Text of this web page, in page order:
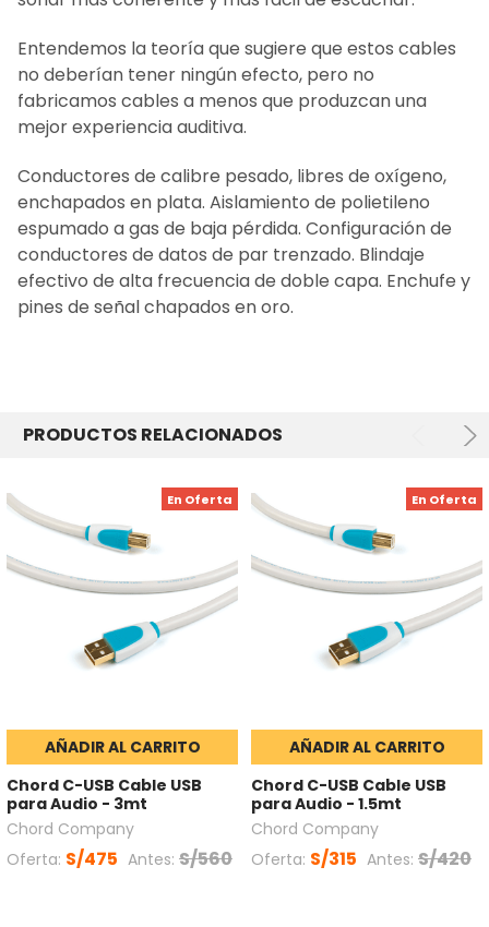
Entendemos la teoría que sugiere que estos cables
no deberían tener ningún efecto, pero no
fabricamos cables a menos que produzcan una
mejor experiencia auditiva.
Conductores de calibre pesado, libres de oxígeno,
enchapados en plata. Aislamiento de polietileno
espumado a gas de baja pérdida. Configuración de
conductores de datos de par trenzado. Blindaje
efectivo de alta frecuencia de doble capa. Enchufe y
pines de señal chapados en oro.
PRODUCTOS RELACIONADOS
En Oferta
AÑADIR AL CARRITO
Chord C-USB Cable USB
para Audio - 3mt
Chord Company
Oferta: S/475 Antes: S/560
En Oferta
AÑADIR AL CARRITO
Chord C-USB Cable USB
para Audio - 1.5mt
Chord Company
Oferta: S/315 Antes: S/420